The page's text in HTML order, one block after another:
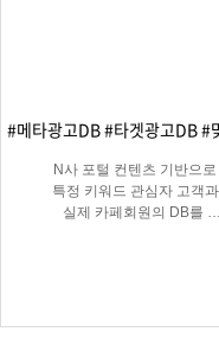
#메타광고DB #타겟광고DB #
N사 포털 컨텐츠 기반으로
특정 키워드 관심자 고객과
실제 카페회원의 DB를